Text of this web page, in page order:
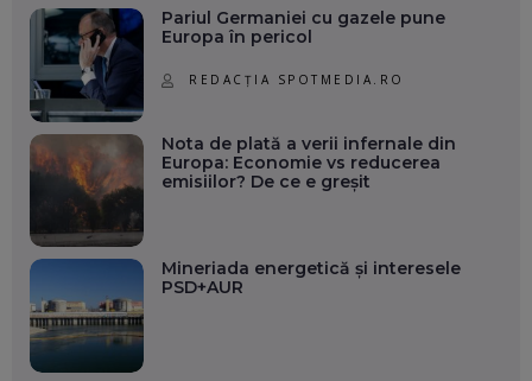
Pariul Germaniei cu gazele pune
Europa în pericol
REDACȚIA SPOTMEDIA.RO
Nota de plată a verii infernale din
Europa: Economie vs reducerea
emisiilor? De ce e greșit
Mineriada energetică și interesele
PSD+AUR